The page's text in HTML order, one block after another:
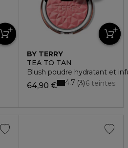
BY TERRY
TEA TO TAN
Blush poudre hydratant et
64,90 € 6 teintes
4.7 3